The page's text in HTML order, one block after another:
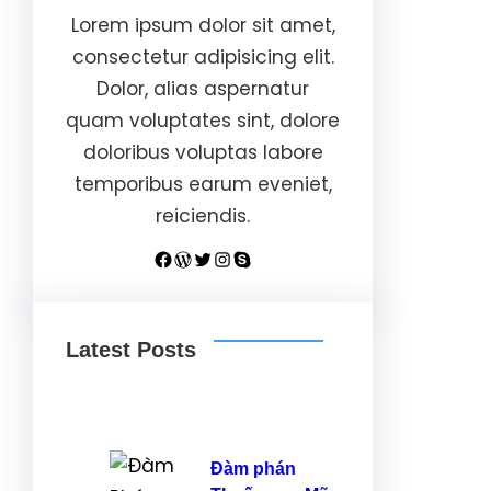
Lorem ipsum dolor sit amet,
consectetur adipisicing elit.
Dolor, alias aspernatur
quam voluptates sint, dolore
doloribus voluptas labore
temporibus earum eveniet,
reiciendis.
Facebook WordPress Twitter InstagramSkype
Latest Posts
Đàm phán